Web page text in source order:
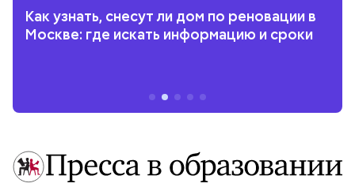
Как узнать, снесут ли дом по реновации в
Москве: где искать информацию и сроки